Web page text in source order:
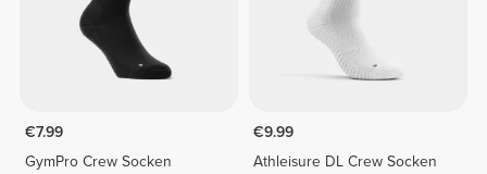
€7.99
GymPro Crew Socken
€9.99
Athleisure DL Crew Socken